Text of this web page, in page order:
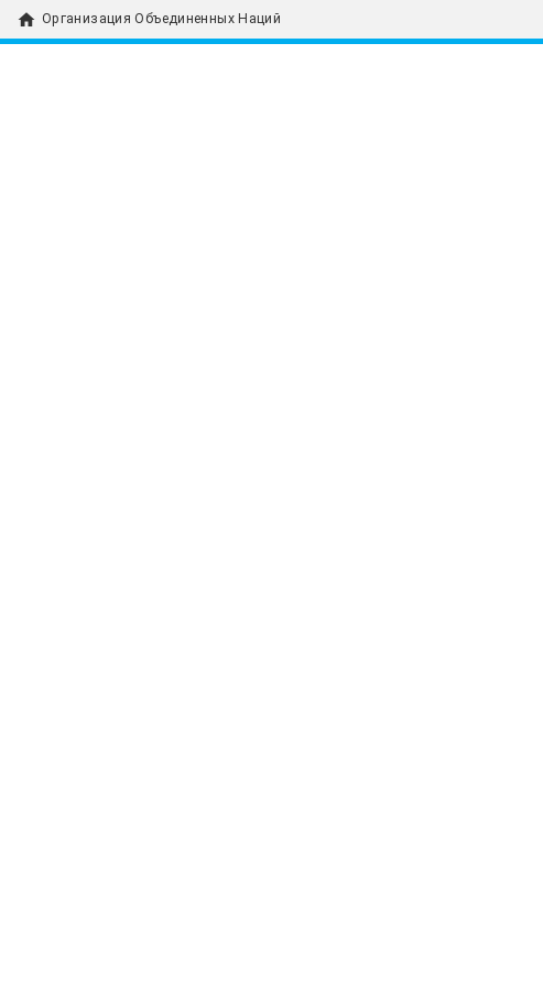
home Организация Объединенных Наций